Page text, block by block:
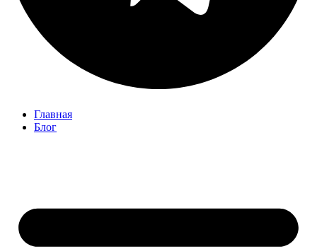
Главная
Блог